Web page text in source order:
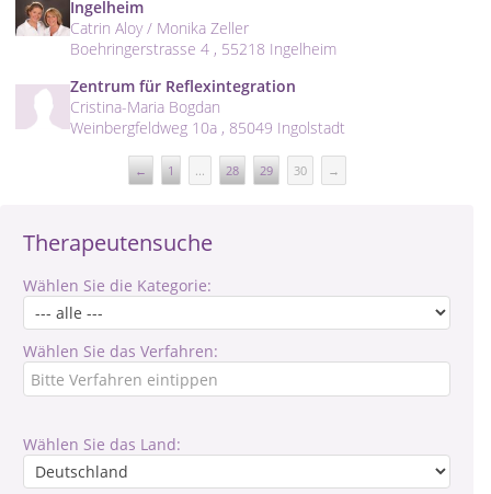
Therapeutensuche
Wählen Sie die Kategorie:
Wählen Sie das Verfahren:
Wählen Sie das Land:
Ingelheim
Catrin Aloy / Monika Zeller
Boehringerstrasse 4 , 55218 Ingelheim
Zentrum für Reflexintegration
Cristina-Maria Bogdan
Weinbergfeldweg 10a , 85049 Ingolstadt
← 1 ... 28 29 30 →